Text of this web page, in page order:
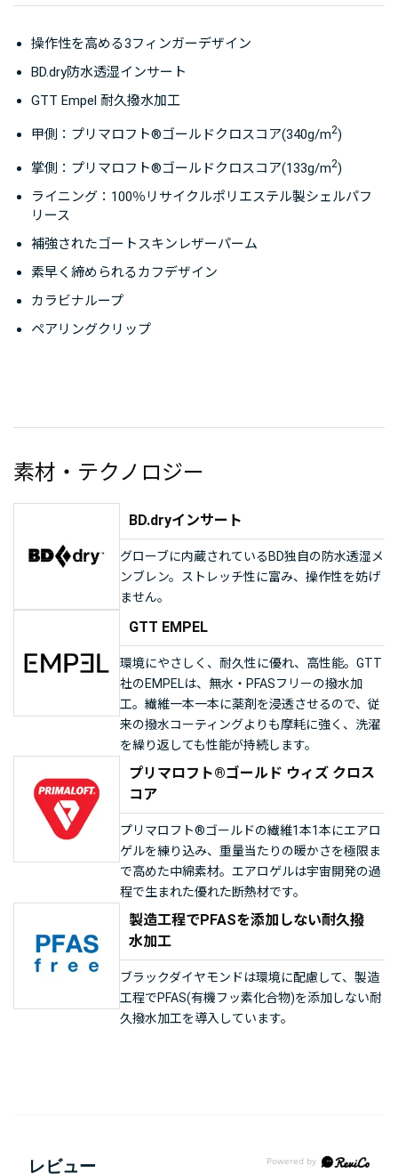
操作性を高める3フィンガーデザイン
BD.dry防水透湿インサート
GTT Empel 耐久撥水加工
甲側：プリマロフト®ゴールドクロスコア(340g/m2)
掌側：プリマロフト®ゴールドクロスコア(133g/m2)
ライニング：100％リサイクルポリエステル製シェルパフ
リース
補強されたゴートスキンレザーパーム
素早く締められるカフデザイン
カラビナループ
ペアリングクリップ
素材・テクノロジー
BD.dryインサート
グローブに内蔵されているBD独自の防水透湿メ
ンブレン。ストレッチ性に富み、操作性を妨げ
ません。
GTT EMPEL
環境にやさしく、耐久性に優れ、高性能。GTT
社のEMPELは、無水・PFASフリーの撥水加
工。繊維一本一本に薬剤を浸透させるので、従
来の撥水コーティングよりも摩耗に強く、洗濯
を繰り返しても性能が持続します。
プリマロフト®ゴールド ウィズ クロス
コア
プリマロフト®ゴールドの繊維1本1本にエアロ
ゲルを練り込み、重量当たりの暖かさを極限ま
で高めた中綿素材。エアロゲルは宇宙開発の過
程で生まれた優れた断熱材です。
製造工程でPFASを添加しない耐久撥
水加工
ブラックダイヤモンドは環境に配慮して、製造
工程でPFAS(有機フッ素化合物)を添加しない耐
久撥水加工を導入しています。
レビュー